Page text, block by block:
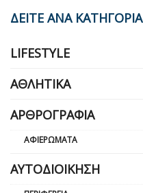
ΔΕΙΤΕ ΑΝΑ ΚΑΤΗΓΟΡΙΑ
LIFESTYLE
ΑΘΛΗΤΙΚΆ
ΑΡΘΡΟΓΡΑΦΊΑ
ΑΦΙΕΡΏΜΑΤΑ
ΑΥΤΟΔΙΟΊΚΗΣΗ